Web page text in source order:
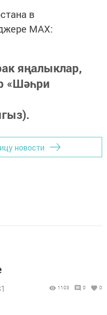
в
MАХ:
яңалыклар,
«Шәһри
новости
1103 0 0